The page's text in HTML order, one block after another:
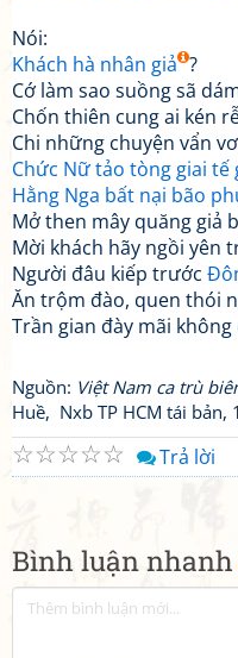
Bình luận nhanh
Nói:
Khách hà nhân giả ?
Cớ làm sao suồng sã
Chốn thiên cung ai kén
Chi những chuyện vẩn
Chức Nữ tảo tòng giai tế
Hằng Nga bất nại bão
Mở then mây quăng giả
Mời khách hãy ngồi yên
Người đâu kiếp trước
Ăn trộm đào, quen thói
Trần gian đày mãi không
Nguồn: Việt Nam ca trù
Huề, Nxb TP HCM tái bản,
☆
☆
☆
☆
☆ Trả lời